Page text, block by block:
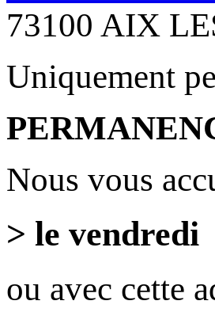
73100 AIX
Uniquement
Nous vous
> le vendredi
ou avec cette